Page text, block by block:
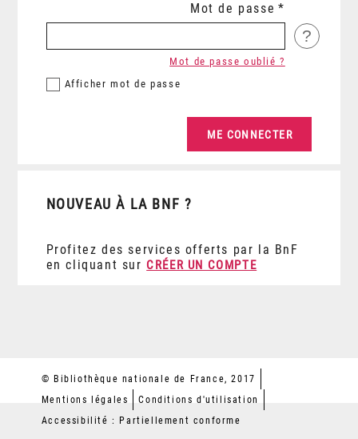
Mot de passe
?
Afficher mot de passe
Mot de passe oublié ?
NOUVEAU À LA BNF ?
Profitez des services offerts par la BnF
en cliquant sur CRÉER UN COMPTE
© Bibliothèque nationale de France, 2017
Mentions légales
Conditions d'utilisation
Accessibilité : Partiellement conforme